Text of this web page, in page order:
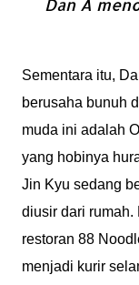
Dan A
Sementara itu,
berusaha bunuh
muda ini adalah
yang hobinya
Jin Kyu sedang
diusir dari rumah.
restoran 88
menjadi kurir